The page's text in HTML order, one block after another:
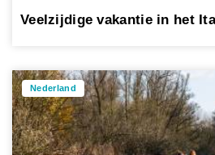
Veelzijdige vakantie in het
Nederland